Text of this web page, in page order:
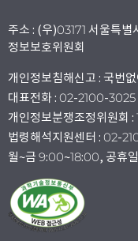
주소 : (우)03171 서울특
정보보호위원회
개인정보침해신고 : 국번없
대표전화 : 02-2100-3025
개인정보분쟁조정위원회
법령해석지원센터 : 02-
월~금 9:00~18:00, 공휴